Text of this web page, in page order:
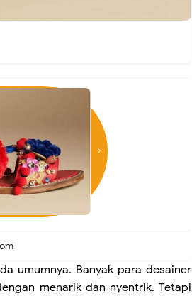
umumnya. Banyak para desainer
menarik dan nyentrik. Tetapi